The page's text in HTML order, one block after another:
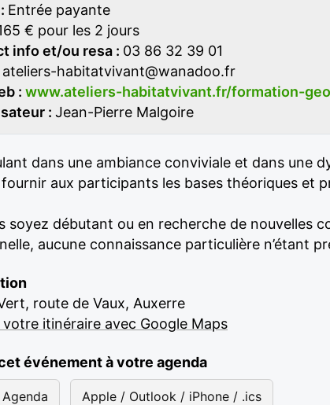
Entrée payante
€ pour les 2 jours
info et/ou resa : 03 86 32 39 01
ateliers-habitatvivant@wanadoo.fr
: www.ateliers-habitatvivant.fr/formation-
: Jean-Pierre Malgoire
dans une ambiance conviviale et dans une
aux participants les bases théoriques et
soyez débutant ou en recherche de nouvelles
aucune connaissance particulière n’étant
route de Vaux, Auxerre
votre itinéraire avec Google Maps
événement à votre agenda
Apple / Outlook / iPhone / .ics